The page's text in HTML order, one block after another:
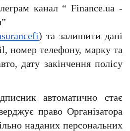
канал “ Finance.ua -
) та залишити дані
номер телефону, марку та
дату закінчення полісу
автоматично стає
право Організатора
наданих персональних